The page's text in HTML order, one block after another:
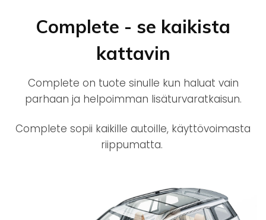
Complete - se kaikista
kattavin
Complete on tuote sinulle kun haluat vain
parhaan ja helpoimman lisäturvaratkaisun.
Complete sopii kaikille autoille, käyttövoimasta
riippumatta.